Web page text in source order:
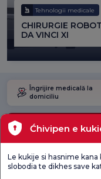
Tehnologii medicale
CHIRURGIE
DA VINCI XI
Îngrijire medicală la
domiciliu
Pachete de control
Lokacie
Ćhivipen e
Le kukije si hasnime
slobodia te dikhes save